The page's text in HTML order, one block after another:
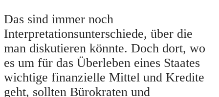
Das sind immer noch
Interpretationsunterschiede, über die
man diskutieren könnte. Doch dort, wo
es um für das Überleben eines Staates
wichtige finanzielle Mittel und Kredite
geht, sollten Bürokraten und